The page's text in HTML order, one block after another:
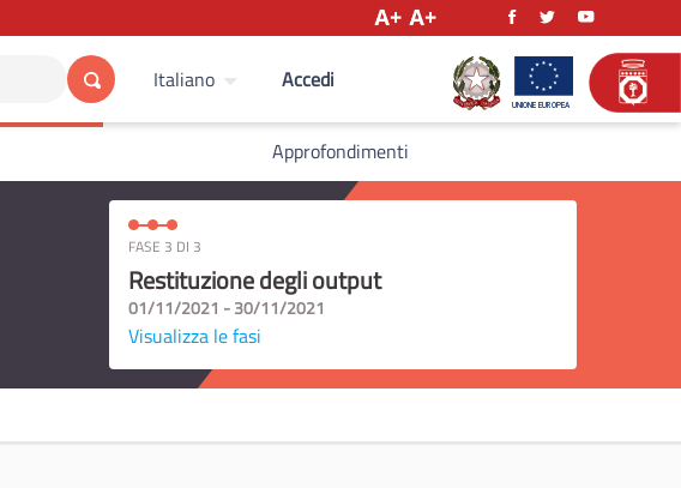
Italiano Accedi
Approfondimenti
FASE 3 DI 3
Restituzione degli output
01/11/2021 - 30/11/2021
Visualizza le fasi